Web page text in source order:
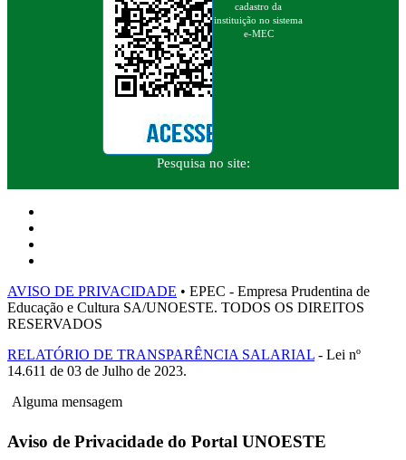
cadastro da
instituição no sistema
e-MEC
Pesquisa no site:
AVISO DE PRIVACIDADE • EPEC - Empresa Prudentina de
Educação e Cultura SA/UNOESTE. TODOS OS DIREITOS
RESERVADOS
RELATÓRIO DE TRANSPARÊNCIA SALARIAL - Lei nº
14.611 de 03 de Julho de 2023.
Alguma mensagem
Aviso de Privacidade do Portal UNOESTE